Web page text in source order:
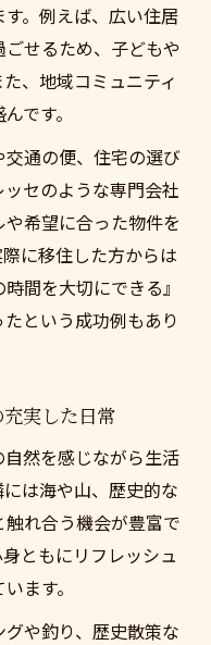
。例えば、広い住居
せるため、子どもや
、地域コミュニティ
です。
通の便、住宅の選び
セのような専門会社
希望に合った物件を
に移住した方からは
間を大切にできる』
という成功例もあり
実した日常
然を感じながら生活
は海や山、歴史的な
れ合う機会が豊富で
ともにリフレッシュ
ます。
や釣り、歴史散策な